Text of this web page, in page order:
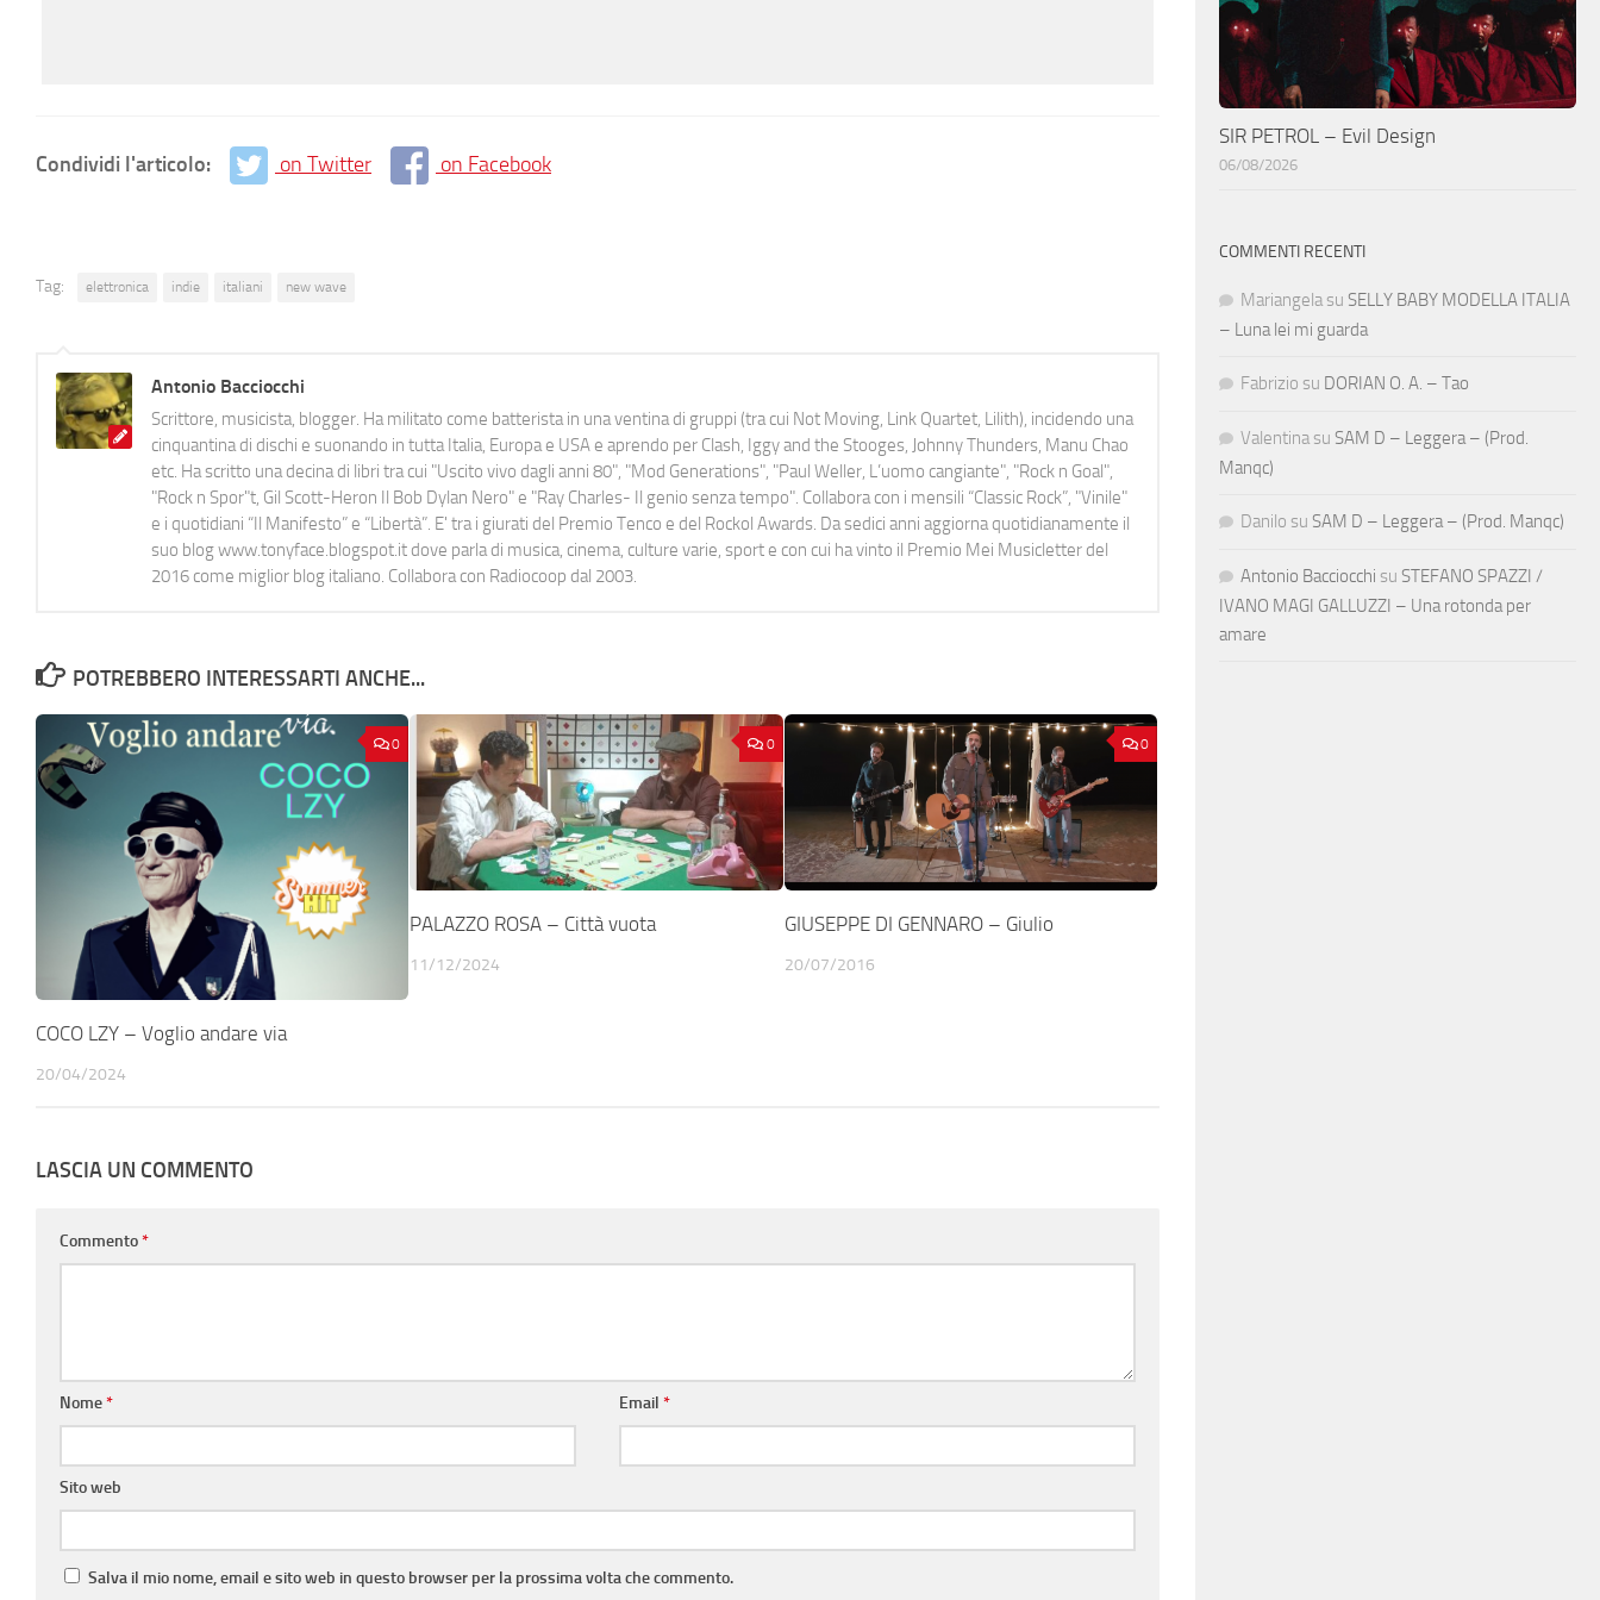
Condividi l'articolo: on Twitter on Facebook
Tag: elettronica indie italiani new wave
Antonio Bacciocchi
Scrittore, musicista, blogger. Ha militato come batterista in una ventina di gruppi (tra cui Not Moving, Link Quartet, Lilith), incidendo una
cinquantina di dischi e suonando in tutta Italia, Europa e USA e aprendo per Clash, Iggy and the Stooges, Johnny Thunders, Manu Chao
etc. Ha scritto una decina di libri tra cui "Uscito vivo dagli anni 80", "Mod Generations", "Paul Weller, L’uomo cangiante", "Rock n Goal",
"Rock n Spor"t, Gil Scott-Heron Il Bob Dylan Nero" e "Ray Charles- Il genio senza tempo". Collabora con i mensili “Classic Rock”, "Vinile"
e i quotidiani “Il Manifesto” e “Libertà”. E' tra i giurati del Premio Tenco e del Rockol Awards. Da sedici anni aggiorna quotidianamente il
suo blog www.tonyface.blogspot.it dove parla di musica, cinema, culture varie, sport e con cui ha vinto il Premio Mei Musicletter del
2016 come miglior blog italiano. Collabora con Radiocoop dal 2003.
POTREBBERO INTERESSARTI ANCHE...
0
COCO LZY – Voglio andare via
20/04/2024
0
PALAZZO ROSA – Città vuota
11/12/2024
0
GIUSEPPE DI GENNARO – Giulio
20/07/2016
LASCIA UN COMMENTO
Commento*
Nome* Email*
Sito web
Salva il mio nome, email e sito web in questo browser per la prossima volta che commento.
SIR PETROL – Evil Design
06/08/2026
COMMENTI RECENTI
Mariangela su SELLY BABY MODELLA ITALIA
– Luna lei mi guarda
Fabrizio su DORIAN O. A. – Tao
Valentina su SAM D – Leggera – (Prod.
Manqc)
Danilo su SAM D – Leggera – (Prod. Manqc)
Antonio Bacciocchi su STEFANO SPAZZI /
IVANO MAGI GALLUZZI – Una rotonda per
amare